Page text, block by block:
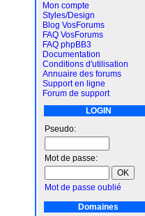
Mon compte
Styles/Design
Blog VosForums
FAQ VosForums
FAQ phpBB3
Documentation
Conditions d'utilisation
Annuaire des forums
Support en ligne
Forum de support
LOGIN
Pseudo:
Mot de passe:
Mot de passe oublié
Domaines